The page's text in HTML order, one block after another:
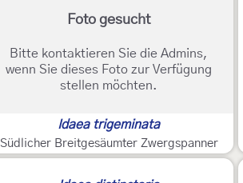
Foto gesucht
Bitte kontaktieren Sie die Admins,
wenn Sie dieses Foto zur Verfügung
stellen möchten.
Idaea trigeminata
Südlicher Breitgesäumter Zwergspanner